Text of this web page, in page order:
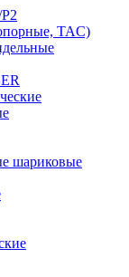
TAC)
шариковые